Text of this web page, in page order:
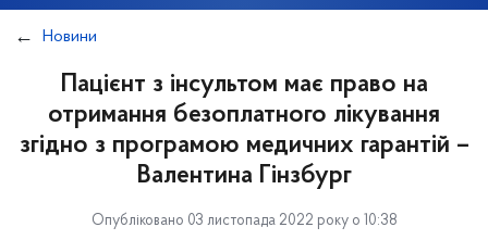
Новини
Пацієнт з інсультом має право на
отримання безоплатного лікування
згідно з програмою медичних гарантій –
Валентина Гінзбург
Опубліковано 03 листопада 2022 року о 10:38